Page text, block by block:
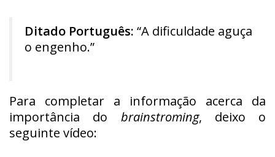
Ditado Português: “A dificuldade aguça
o engenho.”
Para completar a informação acerca da
importância do brainstroming, deixo o
seguinte vídeo: